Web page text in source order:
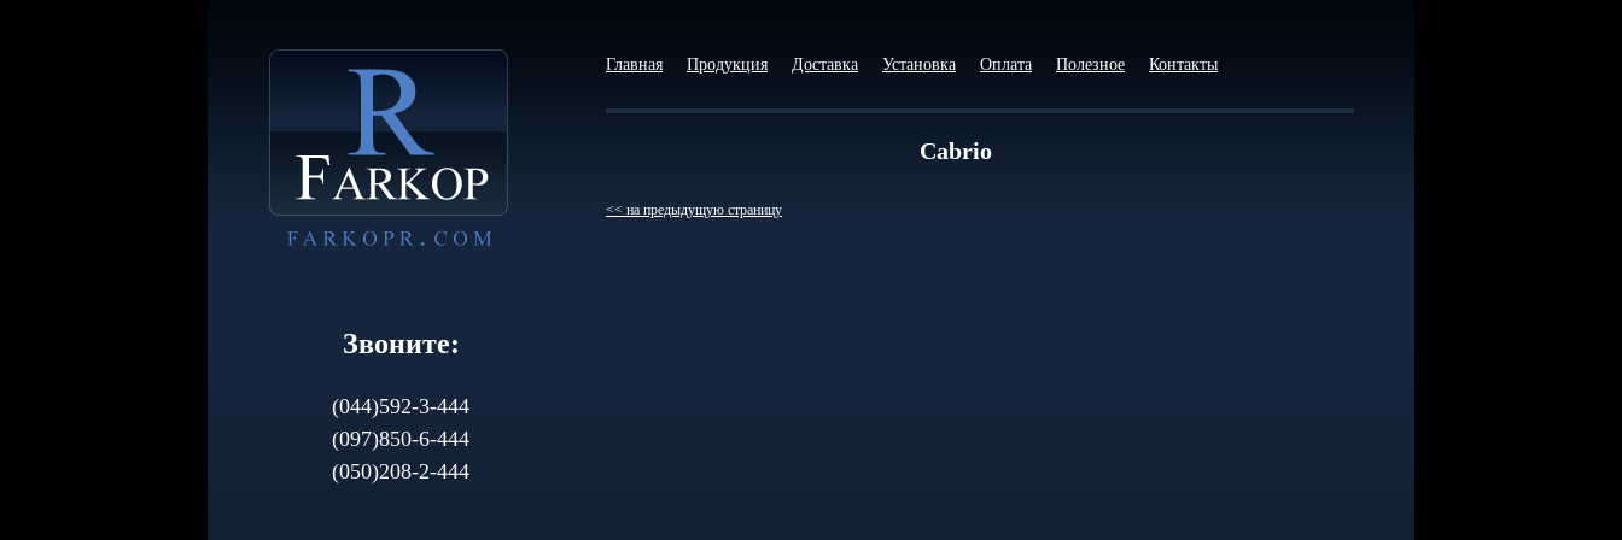
Звоните:
(044)592-3-444
(097)850-6-444
(050)208-2-444
Главная Продукция Доставка Установка Оплата Полезное Контакты
Cabrio
<< на предыдущую страницу